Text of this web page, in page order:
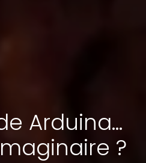
Arduina...
?